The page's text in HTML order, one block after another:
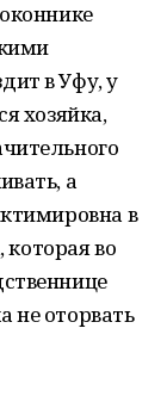
в Уфу, у
хозяйка,
а
в
которая во
не оторвать